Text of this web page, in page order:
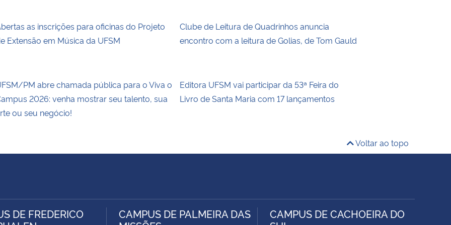
as inscrições para oficinas do Projeto
Extensão em Música da UFSM
Clube de Leitura de Quadrinhos anuncia
encontro com a leitura de Golias, de Tom Gauld
PM abre chamada pública para o Viva o
2026: venha mostrar seu talento, sua
ou seu negócio!
Editora UFSM vai participar da 53ª Feira do
Livro de Santa Maria com 17 lançamentos
Voltar ao topo
DE FREDERICO
CAMPUS DE PALMEIRA DAS
CAMPUS DE CACHOEIRA DO